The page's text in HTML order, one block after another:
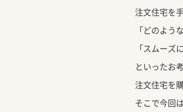
注文住宅を
「どのよう
「スムーズ
といったお
注文住宅を
そこで今回